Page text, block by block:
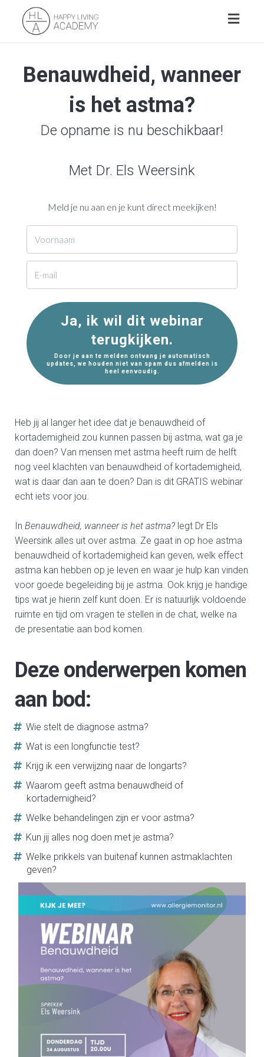
Benauwdheid, wanneer
is het astma?
De opname is nu beschikbaar!
Met Dr. Els Weersink
Meld je nu aan en je kunt direct meekijken!
Ja, ik wil dit webinar
terugkijken.
Door je aan te melden ontvang je automatisch
updates, we houden niet van spam dus afmelden is
heel eenvoudig.
Heb jij al langer het idee dat je benauwdheid of
kortademigheid zou kunnen passen bij astma, wat ga je
dan doen? Van mensen met astma heeft ruim de helft
nog veel klachten van benauwdheid of kortademigheid,
wat is daar dan aan te doen? Dan is dit GRATIS webinar
echt iets voor jou.
In Benauwdheid, wanneer is het astma? legt Dr Els
Weersink alles uit over astma. Ze gaat in op hoe astma
benauwdheid of kortademigheid kan geven, welk effect
astma kan hebben op je leven en waar je hulp kan vinden
voor goede begeleiding bij je astma. Ook krijg je handige
tips wat je hierin zelf kunt doen. Er is natuurlijk voldoende
ruimte en tijd om vragen te stellen in de chat, welke na
de presentatie aan bod komen.
Deze onderwerpen komen
aan bod:
Wie stelt de diagnose astma?
Wat is een longfunctie test?
Krijg ik een verwijzing naar de longarts?
Waarom geeft astma benauwdheid of
kortademigheid?
Welke behandelingen zijn er voor astma?
Kun jij alles nog doen met je astma?
Welke prikkels van buitenaf kunnen astmaklachten
geven?